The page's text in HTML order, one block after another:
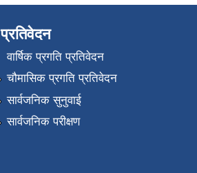
प्रतिवेदन
वार्षिक प्रगति प्रतिवेदन
चौमासिक प्रगति प्रतिवेदन
सार्वजनिक सुनुवाई
सार्वजनिक परीक्षण